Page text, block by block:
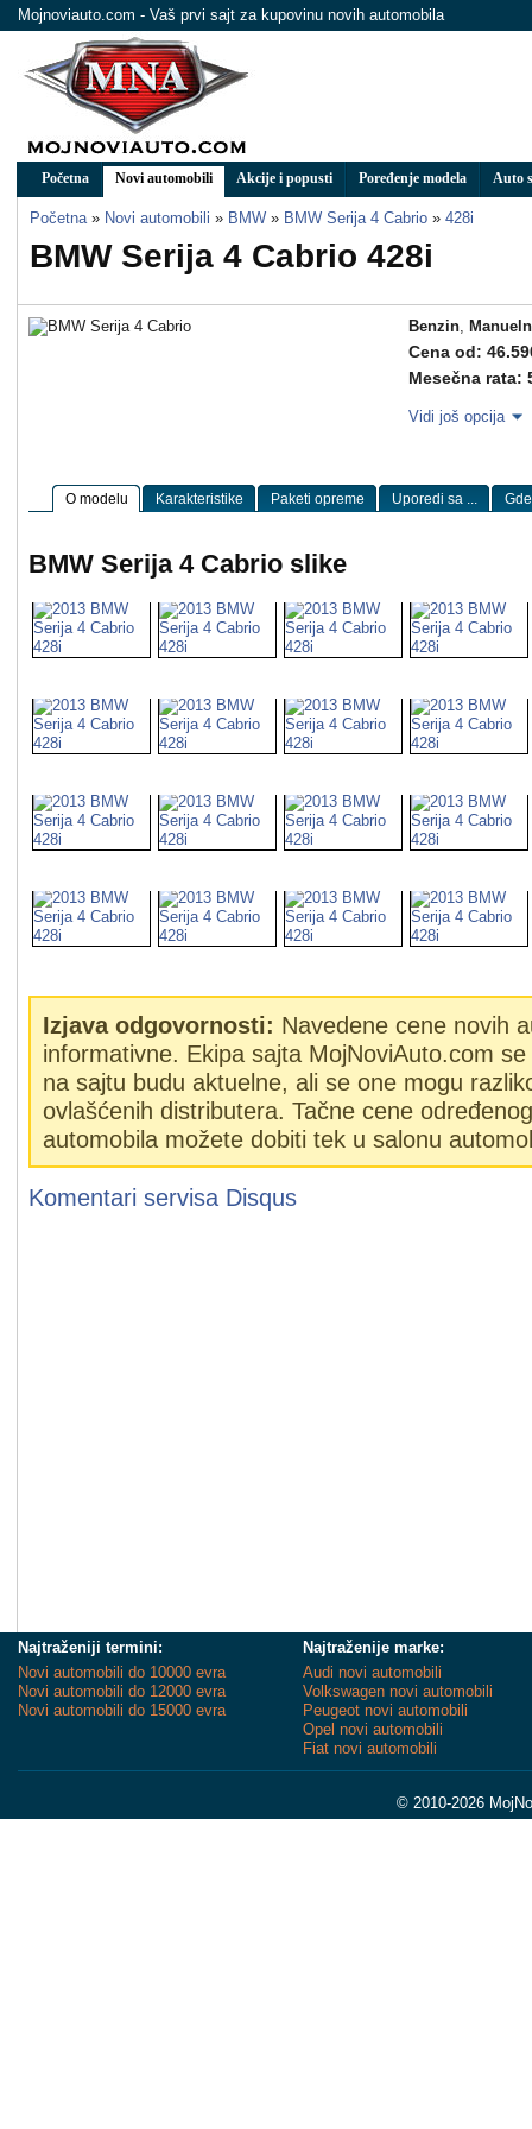
Mojnoviauto.com - Vaš prvi sajt za kupovinu novih automobila
Početna Novi automobili Akcije i popusti Poređenje modela Auto
Početna » Novi automobili » BMW » BMW Serija 4 Cabrio » 428i
BMW Serija 4 Cabrio 428i
Benzin,
Cena od:
Mesečna rata:
Vidi još opcija
O modelu Karakteristike Paketi opreme Uporedi sa ...
BMW Serija 4 Cabrio slike
Izjava odgovornosti: Navedene cene novih
informativne. Ekipa sajta MojNoviAuto.com
na sajtu budu aktuelne, ali se one mogu
ovlašćenih distributera. Tačne cene
automobila možete dobiti tek u salonu
Komentari servisa Disqus
Najtraženiji termini:
Novi automobili do 10000 evra
Novi automobili do 12000 evra
Novi automobili do 15000 evra
Najtraženije marke:
Audi novi automobili
Volkswagen novi automobili
Peugeot novi automobili
Opel novi automobili
Fiat novi automobili
© 2010-2026